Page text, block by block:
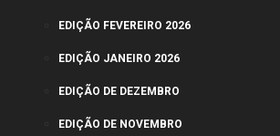
EDIÇÃO FEVEREIRO 2026
EDIÇÃO JANEIRO 2026
EDIÇÃO DE DEZEMBRO
EDIÇÃO DE NOVEMBRO